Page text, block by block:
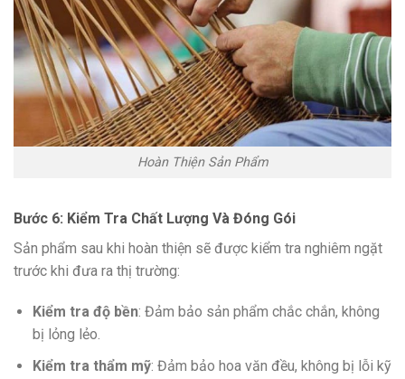
Hoàn Thiện Sản Phẩm
Bước 6: Kiểm Tra Chất Lượng Và Đóng Gói
Sản phẩm sau khi hoàn thiện sẽ được kiểm tra nghiêm ngặt
trước khi đưa ra thị trường:
Kiểm tra độ bền: Đảm bảo sản phẩm chắc chắn, không
bị lỏng lẻo.
Kiểm tra thẩm mỹ: Đảm bảo hoa văn đều, không bị lỗi kỹ